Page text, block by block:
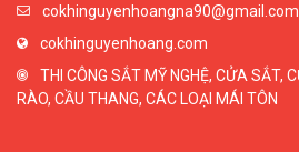
cokhinguyenhoangna90@gmail.com
cokhinguyenhoang.com
THI CÔNG SẮT MỸ NGHỆ, CỬA SẮT,
RÀO, CẦU THANG, CÁC LOẠI MÁI TÔN